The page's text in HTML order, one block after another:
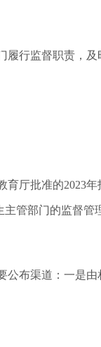
履行监督职责，
育厅批准的2023
主管部门的监督管
公布渠道：一是